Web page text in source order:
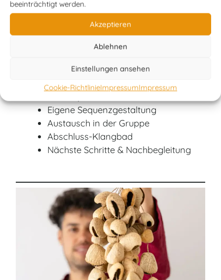
beeinträchtigt werden.
Akzeptieren
Ablehnen
Einstellungen ansehen
Cookie-RichtlinieImpressumImpressum
Sonntag · Verankern
„Healing“ im Klangraum
Eigene Sequenzgestaltung
Austausch in der Gruppe
Abschluss-Klangbad
Nächste Schritte & Nachbegleitung